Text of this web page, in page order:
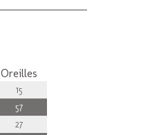
Oreilles
15
57
27